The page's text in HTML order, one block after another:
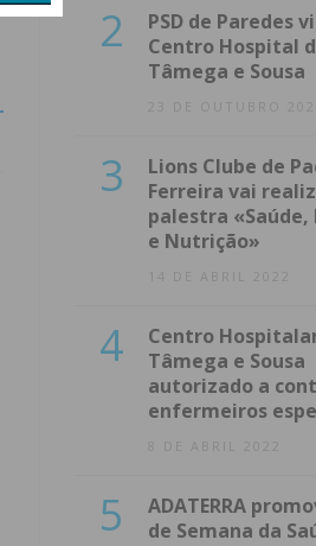
2
PSD de Paredes
Centro Hospital
Tâmega e Sousa
23 DE OUTUBRO 2023
3
Lions Clube de
Ferreira vai
palestra «Saúde,
e Nutrição»
14 DE ABRIL 2022
4
Centro
Tâmega e Sousa
autorizado a
enfermeiros
8 DE ABRIL 2022
5
ADATERRA
de Semana da